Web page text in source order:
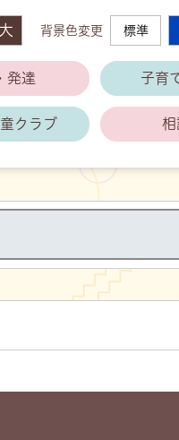
背景色変更 標準
発達 子育
クラブ 相